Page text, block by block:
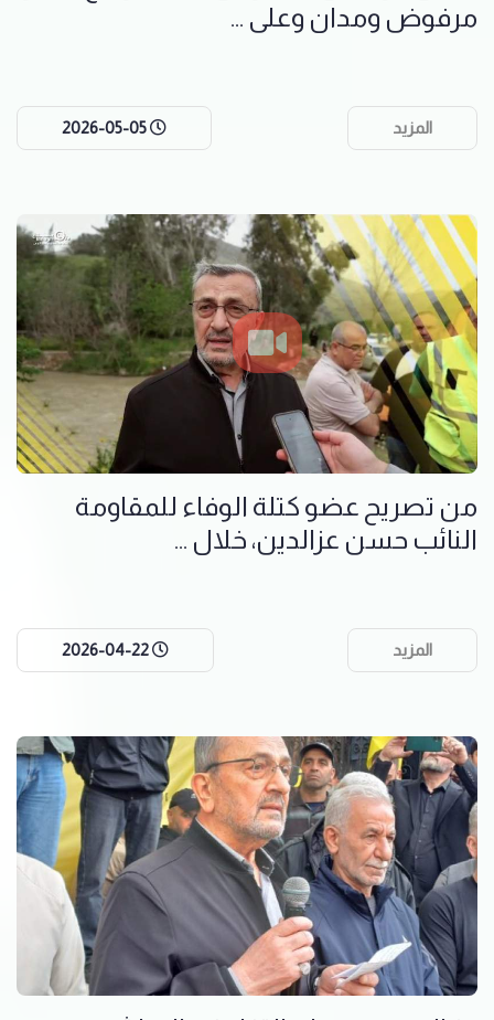
مرفوض ومدان وعلى ...
المزيد
من تصريح عضو كتلة الوفاء للمقاومة
النائب حسن عزالدين، خلال ...
المزيد